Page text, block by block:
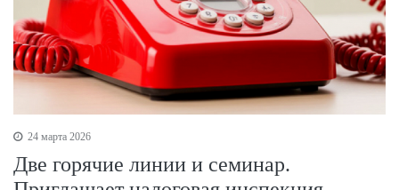
24 марта 2026
Две горячие линии и семинар.